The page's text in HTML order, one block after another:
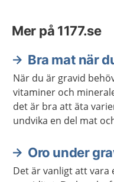
Mer på 1177.se
Bra mat när
När du är gravid
vitaminer och
det är bra att äta
undvika en del mat
Oro under
Det är vanligt att vara